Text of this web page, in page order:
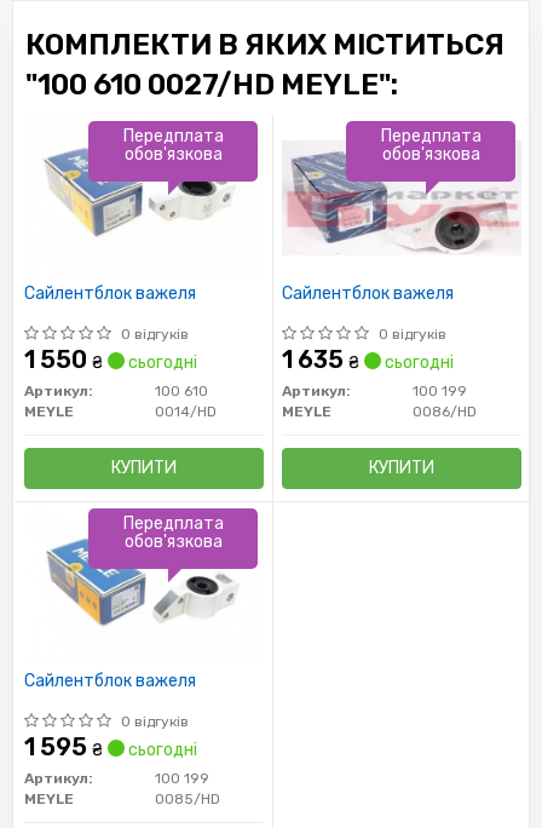
КОМПЛЕКТИ В ЯКИХ МІСТИТЬСЯ
"100 610 0027/HD MEYLE":
Сайлентблок важеля
0 відгуків
1 550 ₴ сьогодні
Артикул:
100 610
0014/HD
MEYLE
КУПИТИ
Передплата
обов'язкова
Сайлентблок важеля
0 відгуків
1 635 ₴ сьогодні
Артикул:
100 199
0086/HD
MEYLE
КУПИТИ
Передплата
обов'язкова
Сайлентблок важеля
0 відгуків
1 595 ₴ сьогодні
Артикул:
100 199
0085/HD
MEYLE
Передплата
обов'язкова